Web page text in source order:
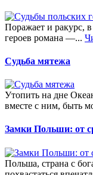
Поражает и ракурс,
героев романа —...
Судьба мятежа
Утопить на дне
вместе с ним, быть
Замки Польши: от
Польша, страна с